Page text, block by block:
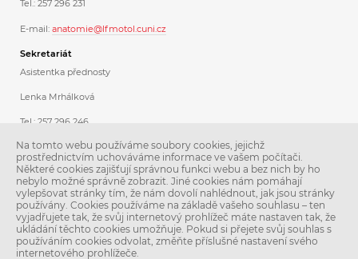
Tel.: 257 296 231
E-mail: anatomie@lfmotol.cuni.cz
Sekretariát
Asistentka přednosty
Lenka Mrhálková
Tel.: 257 296 246
Koordinátorka dárcovského programu
Ing. Libuše Stoklásková
Tel.: 257 296 231
mobil: 775 050 012
Na tomto webu používáme soubory cookies, jejichž
prostřednictvím uchováváme informace ve vašem počítači.
Některé cookies zajišťují správnou funkci webu a bez nich by ho
nebylo možné správně zobrazit. Jiné cookies nám pomáhají
vylepšovat stránky tím, že nám dovolí nahlédnout, jak jsou stránky
používány. Cookies používáme na základě vašeho souhlasu – ten
vyjadřujete tak, že svůj internetový prohlížeč máte nastaven tak, že
ukládání těchto cookies umožňuje. Pokud si přejete svůj souhlas s
používáním cookies odvolat, změňte příslušné nastavení svého
internetového prohlížeče.